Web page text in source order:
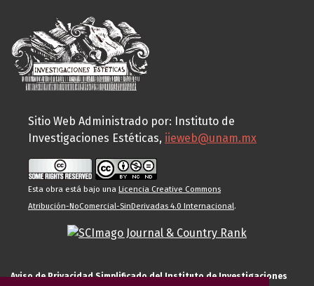
Sitio Web Administrado por: Instituto de
Investigaciones Estéticas, iieweb@unam.mx
Esta obra está bajo una Licencia Creative Commons
Atribución-NoComercial-SinDerivadas 4.0 Internacional.
Aviso de Privacidad Simplificado del Instituto de Investigaciones